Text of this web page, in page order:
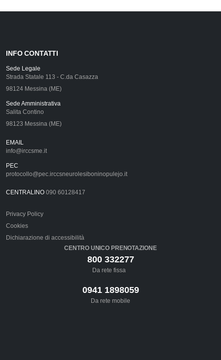
INFO CONTATTI
Sede Legale
Strada Statale 113 - C.da Casazza
98124 Messina (ME)
Sede Amministrativa
Salita Contino
98123 Messina (ME)
EMAIL
info@irccsme.it
PEC
protocollo@pec.irccsneurolesiboninopulejo.it
CENTRALINO 090 60128417
Privacy Policy
Cookies
Dichiarazione di accessibilità
CENTRO UNICO PRENOTAZIONE
800 332277
Da rete fissa
0941 1898059
Da rete mobile